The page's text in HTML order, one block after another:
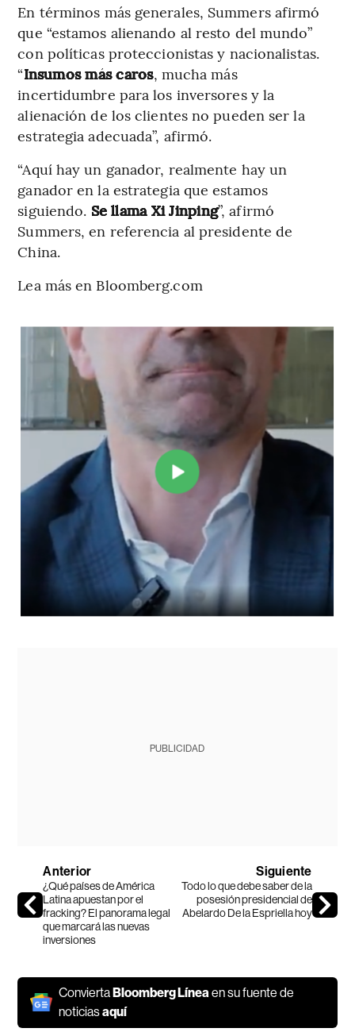
En términos más generales, Summers afirmó
que “estamos alienando al resto del mundo”
con políticas proteccionistas y nacionalistas.
“Insumos más caros, mucha más
incertidumbre para los inversores y la
alienación de los clientes no pueden ser la
estrategia adecuada”, afirmó.
“Aquí hay un ganador, realmente hay un
ganador en la estrategia que estamos
siguiendo. Se llama Xi Jinping”, afirmó
Summers, en referencia al presidente de
China.
Lea más en Bloomberg.com
PUBLICIDAD
Anterior
¿Qué países de América
Latina apuestan por el
fracking? El panorama legal
que marcará las nuevas
inversiones
Siguiente
Todo lo que debe saber de la
posesión presidencial de
Abelardo De la Espriella hoy
ConviertaBloomberg Línea en su fuente de
noticiasaquí